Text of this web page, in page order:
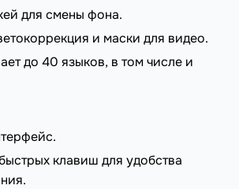
для смены фона.
и маски для видео.
до 40 языков, в том числе и
клавиш для удобства